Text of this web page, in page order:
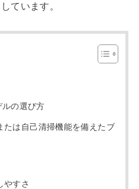
ています。
の選び方
たは自己清掃機能を備えたブ
やすさ